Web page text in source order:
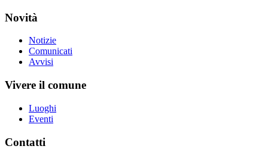
Novità
Notizie
Comunicati
Avvisi
Vivere il comune
Luoghi
Eventi
Contatti